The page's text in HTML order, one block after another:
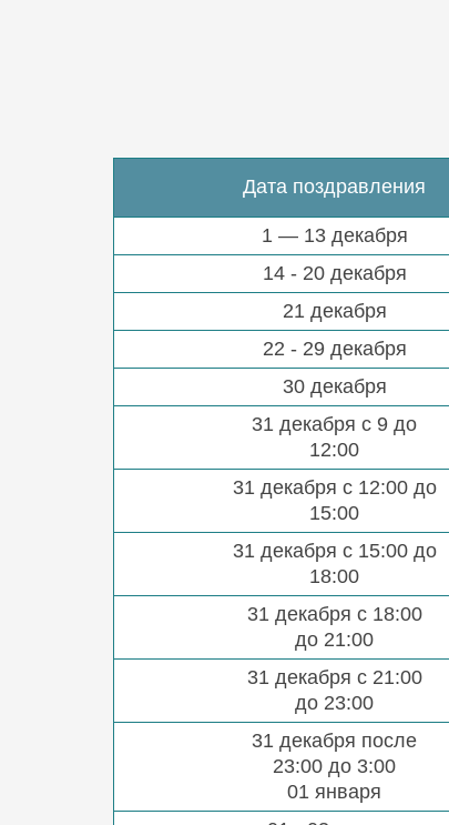
Дата поздравления
1 — 13 декабря
14 - 20 декабря
21 декабря
22 - 29 декабря
30 декабря
31 декабря с 9 до
12:00
31 декабря с 12:00 до
15:00
31 декабря с 15:00 до
18:00
31 декабря с 18:00
до 21:00
31 декабря с 21:00
до 23:00
31 декабря после
23:00 до 3:00
01 января